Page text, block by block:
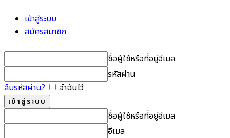
เข้าสู่ระบบ
สมัครสมาชิก
ชื่อผู้ใช้หรือที่อยู่อีเมล
รหัสผ่าน
ลืมรหัสผ่าน?
จำฉันไว้
ชื่อผู้ใช้หรือที่อยู่อีเมล
อีเมล